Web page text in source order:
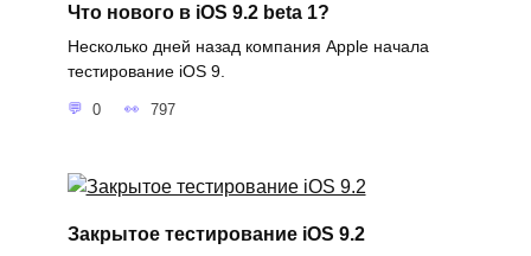
Что нового в iOS 9.2 beta 1?
Несколько дней назад компания Apple начала
тестирование iOS 9.
0 797
Закрытое тестирование iOS 9.2